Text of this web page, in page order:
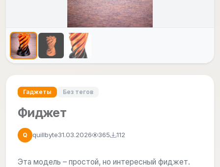
Гаджеты Без тегов
Фиджет
Q quillbyte31.03.2026 365 112
Эта модель – простой, но интересный фиджет.